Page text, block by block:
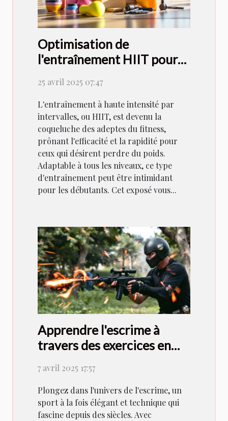
Optimisation de
l'entraînement HIIT pour
pour maximiser la perte de
poids
25 avril 2025 07:47
L'entraînement à haute intensité par
intervalles, ou HIIT, est devenu la
coqueluche des adeptes du fitness,
prônant l'efficacité et la rapidité pour
ceux qui désirent perdre du poids.
Adaptable à tous les niveaux, ce type
d'entraînement peut être intimidant
pour les débutants. Cet exposé vous...
Apprendre l'escrime à
travers des exercices en
vidéo
7 avril 2025 17:57
Plongez dans l'univers de l'escrime, un
sport à la fois élégant et technique qui
fascine depuis des siècles. Avec